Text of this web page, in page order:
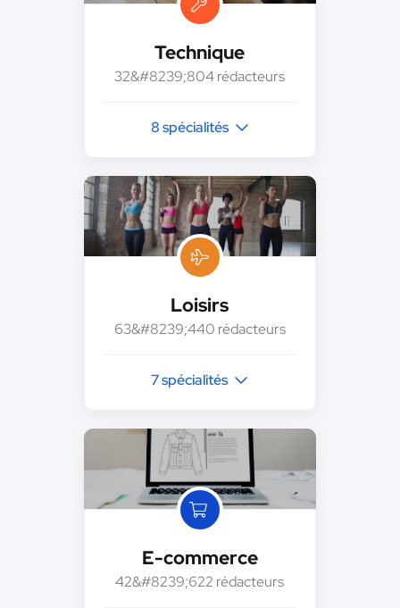
Technique
32&#8239;804 rédacteurs
8 spécialités
Loisirs
63&#8239;440 rédacteurs
7 spécialités
E-commerce
42&#8239;622 rédacteurs